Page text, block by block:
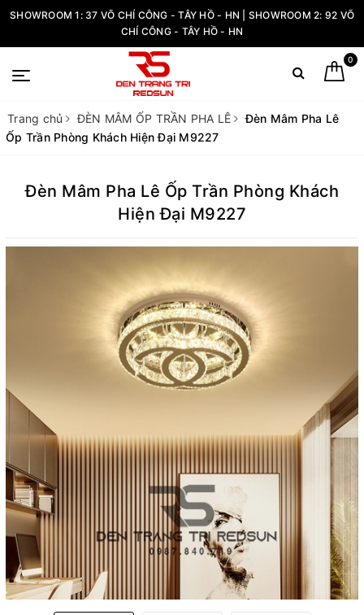
SHOWROOM 1: 37 VÕ CHÍ CÔNG - TÂY HỒ - HN | SHOWROOM 2: 92 VÕ
CHÍ CÔNG - TÂY HỒ - HN
0
Trang chủ ĐÈN MÂM ỐP TRẦN PHA LÊ
Đèn Mâm Pha Lê
Ốp Trần Phòng Khách Hiện Đại M9227
Đèn Mâm Pha Lê Ốp Trần Phòng Khách
Hiện Đại M9227